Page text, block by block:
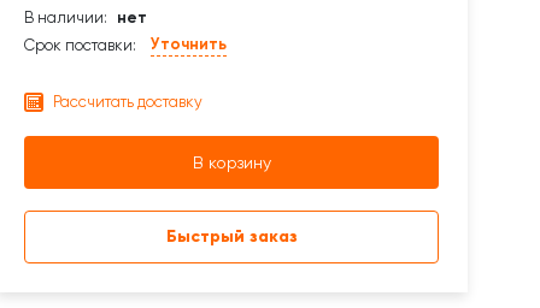
В наличии:
нет
Срок поставки:
Уточнить
Рассчитать доставку
В корзину
Быстрый заказ